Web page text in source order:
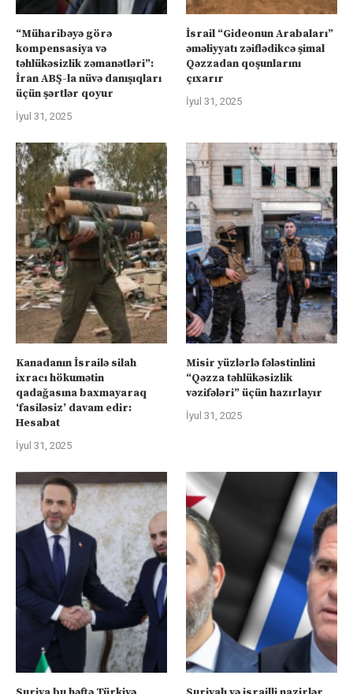
“Müharibəyə görə
kompensasiya və
təhlükəsizlik zəmanətləri”:
İran ABŞ-la nüvə danışıqları
üçün şərtlər qoyur
İyul 31, 2025
İsrail “Gideonun Arabaları”
əməliyyatı zəiflədikcə şimal
Qəzzadan qoşunlarını
çıxarır
İyul 31, 2025
Kanadanın İsrailə silah
ixracı hökumətin
qadağasına baxmayaraq
‘fasiləsiz’ davam edir:
Hesabat
İyul 31, 2025
Misir yüzlərlə fələstinlini
“Qəzza təhlükəsizlik
vəzifələri” üçün hazırlayır
İyul 31, 2025